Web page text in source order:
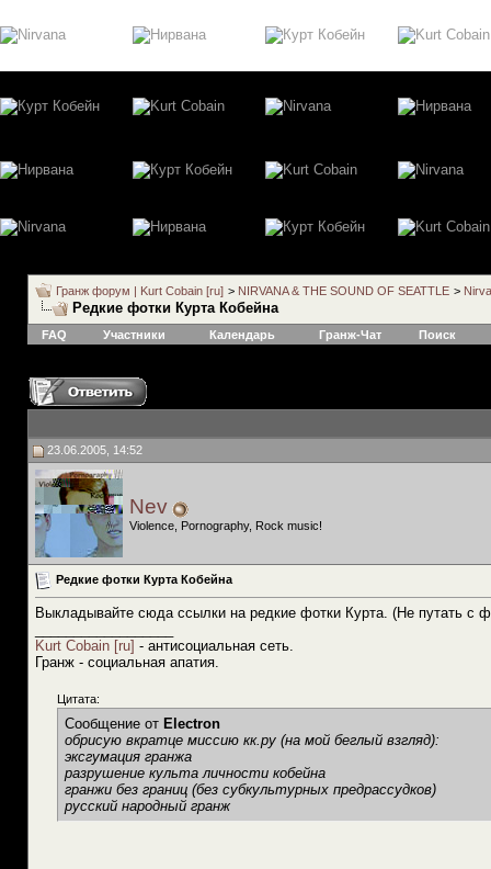
Гранж форум | Kurt Cobain [ru] > NIRVANA & THE SOUND OF SEATTLE >
Редкие фотки Курта Кобейна
FAQ Участники Календарь Гранж-Чат Поиск
23.06.2005, 14:52
Nev
Violence, Pornography, Rock music!
Редкие фотки Курта Кобейна
Выкладывайте сюда ссылки на редкие фотки Курта. (Не путать с
Kurt Cobain [ru] - антисоциальная сеть.
Гранж - социальная апатия.
Цитата:
Сообщение от Electron
обрисую вкратце миссию кк.ру (на мой беглый взгляд):
эксгумация гранжа
разрушение культа личности кобейна
гранжи без границ (без субкультурных предрассудков)
русский народный гранж